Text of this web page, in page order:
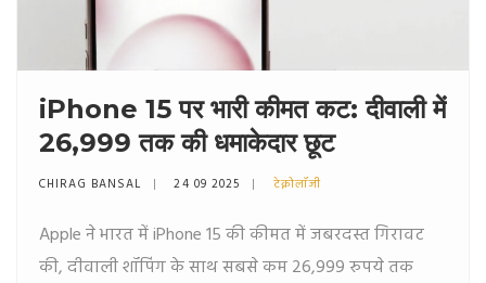
iPhone 15 पर भारी कीमत कट: दीवाली में
26,999 तक की धमाकेदार छूट
CHIRAG BANSAL 24 09 2025 टेक्नोलॉजी
Apple ने भारत में iPhone 15 की कीमत में जबरदस्त गिरावट
की, दीवाली शॉपिंग के साथ सबसे कम 26,999 रुपये तक